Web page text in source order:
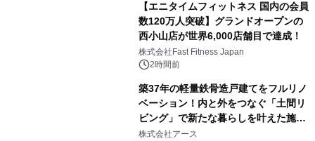
【エニタイムフィットネス 国内の会員
数120万人突破】グランドオープンの
西小山店が世界6,000店舗目で達成！
株式会社Fast Fitness Japan
2時間前
築37年の軽量鉄骨造戸建てをフルリノ
ベーション！内と外をつなぐ「土間リ
ビング」で新たな暮らしを叶えた施工
事例を株式会社アースが公開
株式会社アース